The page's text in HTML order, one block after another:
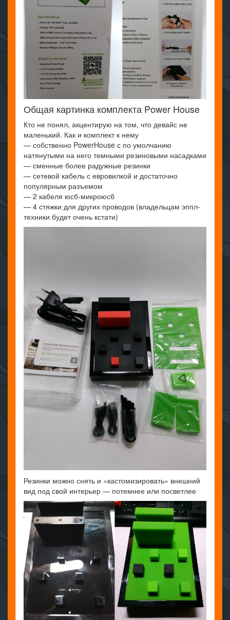
Общая картинка комплекта Power House
Кто не понял, акцентирую на том, что девайс не
маленький. Как и комплект к нему
— собственно PowerHouse с по умолчанию
натянутыми на него темными резиновыми насадками
— сменные более радужные резинки
— сетевой кабель с евровилкой и достаточно
популярным разъемом
— 2 кабеля юсб-микроюсб
— 4 стяжки для других проводов (владельцам эппл-
техники будет очень кстати)
Резинки можно снять и «кастомизировать» внешний
вид под свой интерьер — потемнее или посветлее